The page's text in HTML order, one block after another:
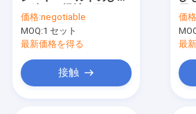
プラグの熱い加硫17の
Kw
価格:negotiable
MOQ:1 セット
最新価格を得る
接触
価
最